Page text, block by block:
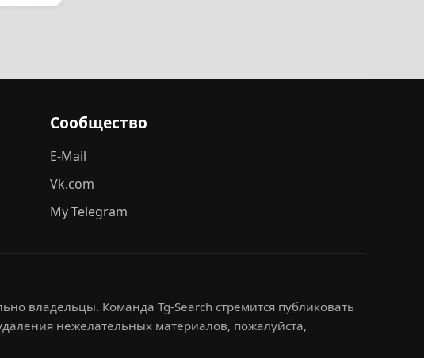
Сообщество
E-Mail
Vk.com
My Telegram
владельцы. Команда Tg-Search стремится публиковать
нежелательных материалов, пожалуйста,